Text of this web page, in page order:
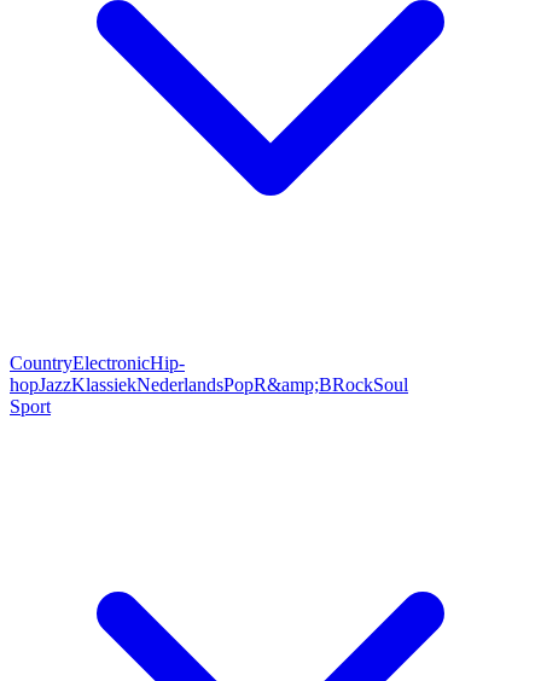
CountryElectronicHip-
hopJazzKlassiekNederlandsPopR&amp;BRockSoul
Sport